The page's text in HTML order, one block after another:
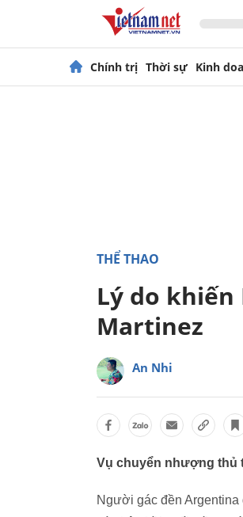
Chính trị Thời sự Kinh
THỂ THAO
Lý do
Martinez
An Nhi
Vụ chuyển nhượng thủ
Người gác đền